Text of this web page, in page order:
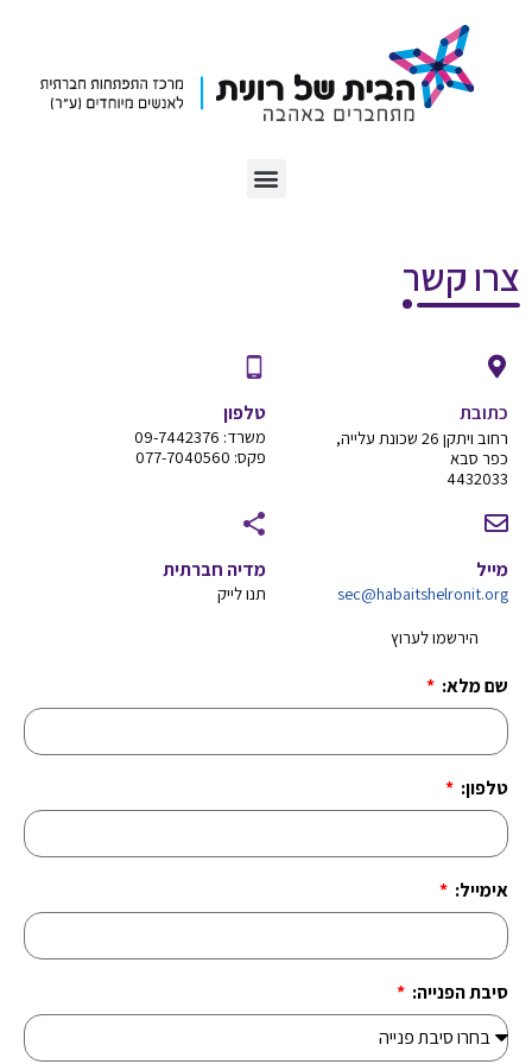
צרו קשר
כתובת
רחוב ויתקן 26 שכונת עלייה,
כפר סבא
4432033
טלפון
משרד: 09-7442376
פקס: 077-7040560
מייל
sec@habaitshelronit.org
מדיה חברתית
תנו לייק
הירשמו לערוץ
שם מלא:
טלפון:
אימייל:
סיבת הפנייה: